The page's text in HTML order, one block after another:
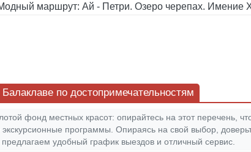
маршрут: Ай - Петри. Озеро черепах. Имение
по достопримечательностям
фонд местных красот: опирайтесь на этот перечень,
программы. Опираясь на свой выбор,
удобный график выездов и отличный сервис.